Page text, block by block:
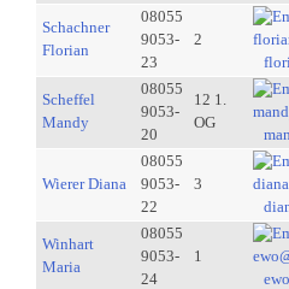
Schachner
Florian
08055
9053-
23
2
Scheffel
Mandy
08055
9053-
20
12 1.
OG
Wierer Diana
08055
9053-
22
3
Winhart
Maria
08055
9053-
24
1